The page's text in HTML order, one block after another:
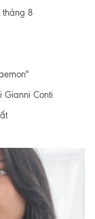
tháng 8
Gianni Conti